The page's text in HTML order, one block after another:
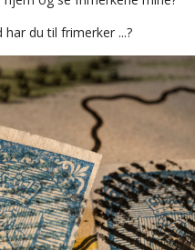
du til frimerker ...?